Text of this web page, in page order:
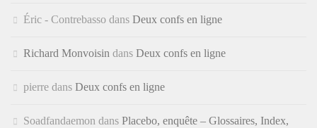
Éric - Contrebasso dans Deux confs en ligne
Richard Monvoisin dans Deux confs en ligne
pierre dans Deux confs en ligne
Soadfandaemon dans Placebo, enquête – Glossaires, Index,